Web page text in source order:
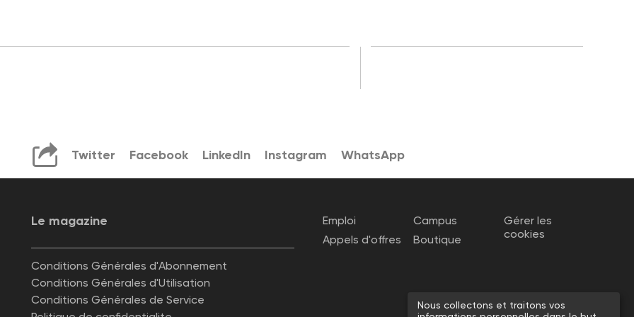
Twitter Facebook LinkedIn Instagram WhatsApp
Le magazine
Conditions Générales d'Abonnement
Conditions Générales d'Utilisation
Conditions Générales de Service
Emploi
Appels d'offres
Campus
Boutique
Gérer les
cookies
Nous collectons et traitons vos